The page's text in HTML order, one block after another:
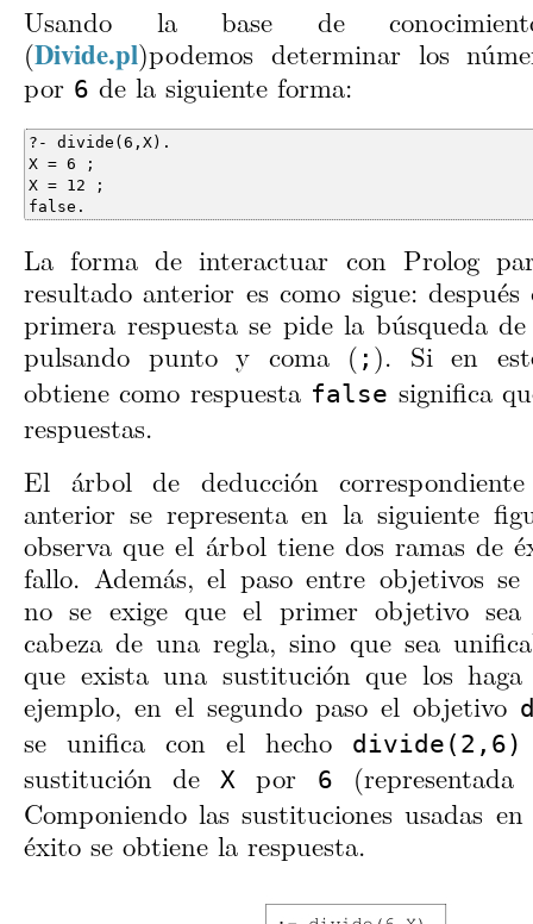
Usando la base de
(Divide.pl)podemos determinar los
por 6 de la siguiente forma:
false.
La forma de interactuar con Prolog
resultado anterior es como sigue:
primera respuesta se pide la búsqueda
pulsando punto y coma ( ; ). Si en
obtiene como respuesta false significa
respuestas.
El árbol de deducción
anterior se representa en la siguiente
observa que el árbol tiene dos ramas de
fallo. Además, el paso entre objetivos
no se exige que el primer objetivo
cabeza de una regla, sino que sea
que exista una sustitución que los
ejemplo, en el segundo paso el objetivo
se unifica con el hecho divide(2,6)
sustitución deX por 6
Componiendo las sustituciones usadas
éxito se obtiene la respuesta.